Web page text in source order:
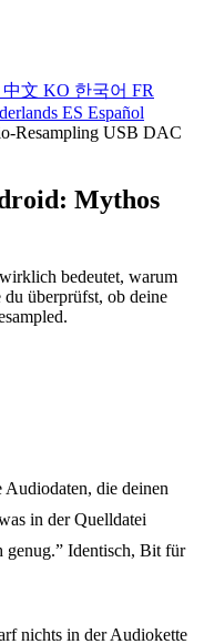
中文 KO 한국어 FR
ES Español
Resampling USB DAC
Mythos
bedeutet, warum
überprüfst, ob deine
Audiodaten, die deinen
in der Quelldatei
genug.” Identisch, Bit für
nichts in der Audiokette